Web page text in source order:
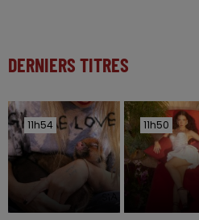
DERNIERS TITRES
11h54
11h54 11h50
11h50